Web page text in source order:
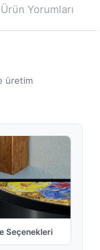
Ürün Yorumları
üretim
Seçenekleri